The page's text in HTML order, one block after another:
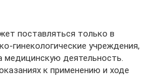
поставляться только в
гинекологические учреждения,
деятельность.
к применению и ходе